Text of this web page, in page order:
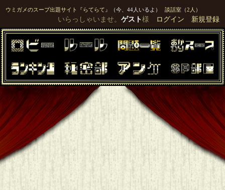
ウミガメのスープ出題サイト『らてらて』 （今、44人いるよ） 談話室（2人）
いらっしゃいませ。 ゲスト様 ログイン 新規登録